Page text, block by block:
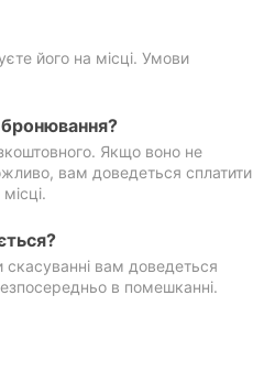
його на місці. Умови
Якщо воно не
вам доведеться сплатити
вам доведеться
в помешканні.